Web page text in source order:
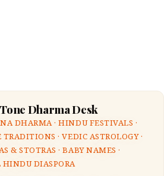
Dharma Desk
DHARMA · HINDU FESTIVALS ·
· VEDIC ASTROLOGY ·
& STOTRAS · BABY NAMES ·
HINDU DIASPORA